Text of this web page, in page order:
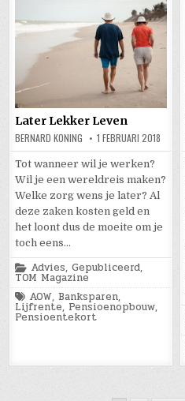
Later Lekker Leven
BERNARD KONING 1 FEBRUARI 2018
Tot wanneer wil je werken?
Wil je een wereldreis maken?
Welke zorg wens je later? Al
deze zaken kosten geld en
het loont dus de moeite om je
toch eens…
Posted
in
Advies,Gepubliceerd,
TOM Magazine
Tagged
AOW,Banksparen,
Lijfrente, Pensioenopbouw,
Pensioentekort